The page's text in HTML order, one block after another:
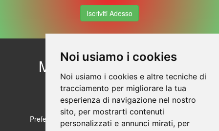
Noi usiamo i cookies
Noi usiamo i cookies e altre tecniche di
tracciamento per migliorare la tua
esperienza di navigazione nel nostro
sito, per mostrarti contenuti
personalizzati e annunci mirati, per
Iscriviti Adesso
Micro Tek
© Copyright 2026
Preferenze sui Cookies
Contattaci
Profilo aziendale
Sicurezza dei prodotti
Sezione Privacy
Cookie Policy